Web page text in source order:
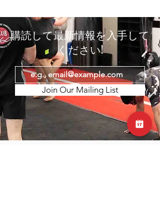
購読して最新情報を入手して
ください!
Join Our Mailing List